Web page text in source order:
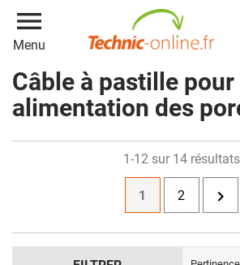
menu
Menu
Câble à pastille pour
alimentation des
1-12 sur 14 résultats
1 2 